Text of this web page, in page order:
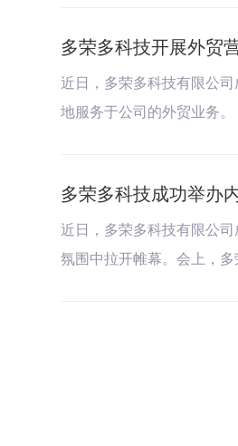
多荣多科技开展外贸
近日，多荣多科技有限公
地服务于公司的外贸业务。
多荣多科技成功举办
近日，多荣多科技有限公
氛围中拉开帷幕。会上，